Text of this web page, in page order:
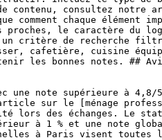
contenu, consultez
chaque élément
le caractère du
critère de recherche
cafetière, cuisine
les bonnes notes. ##
note supérieure à 4,8/5
sur le [ménage
des échanges. Le
à 1 % et une note
à Paris visent toutes